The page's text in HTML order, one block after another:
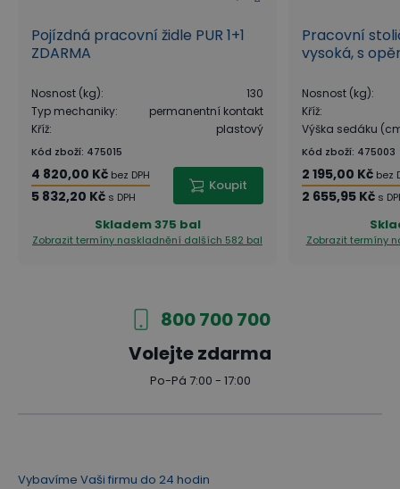
Pojízdná pracovní židle PUR 1+1
ZDARMA
Nosnost (kg):
130
Typ mechaniky:
permanentní kontakt
Kříž: plastový
Kód zboží: 475015
4 820,00 Kč bez DPH
5 832,20 Kč s DPH
Koupit
Skladem375 bal
Zobrazit termíny naskladnění dalších 582 bal
Pracovní
vysoká, s
Nosnost (kg):
Kříž:
Výška sedáku
Kód zboží: 475003
2 195,00 Kč bez
2 655,95 Kč s
Zobrazit termíny
800 700 700
Volejte zdarma
Po-Pá 7:00 - 17:00
Vybavíme Vaši firmu do 24 hodin